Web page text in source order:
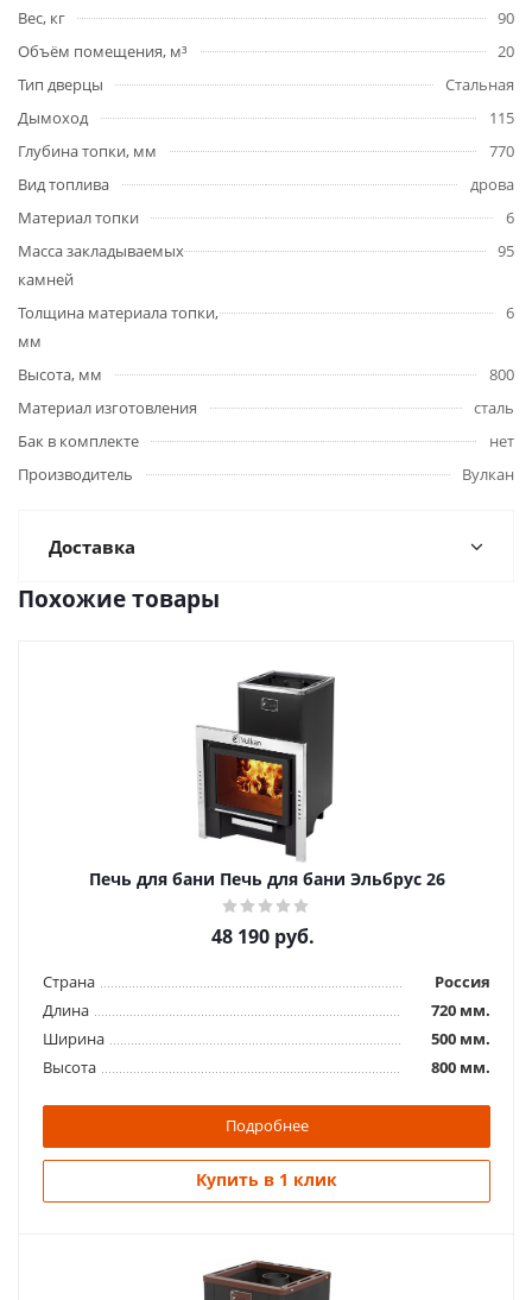
Вес, кг
90
Объём помещения, м³
20
Тип дверцы
Стальная
Дымоход
115
Глубина топки, мм
770
Вид топлива
дрова
Материал топки
6
Масса закладываемых
камней
95
Толщина материала топки,
мм
6
Высота, мм
800
Материал изготовления
сталь
Бак в комплекте
нет
Производитель
Вулкан
Доставка
Похожие товары
Печь для бани Печь для бани Эльбрус 26
48 190руб.
Страна
Россия
Длина
720 мм.
Ширина
500 мм.
Высота
800 мм.
Подробнее
Купить в 1 клик